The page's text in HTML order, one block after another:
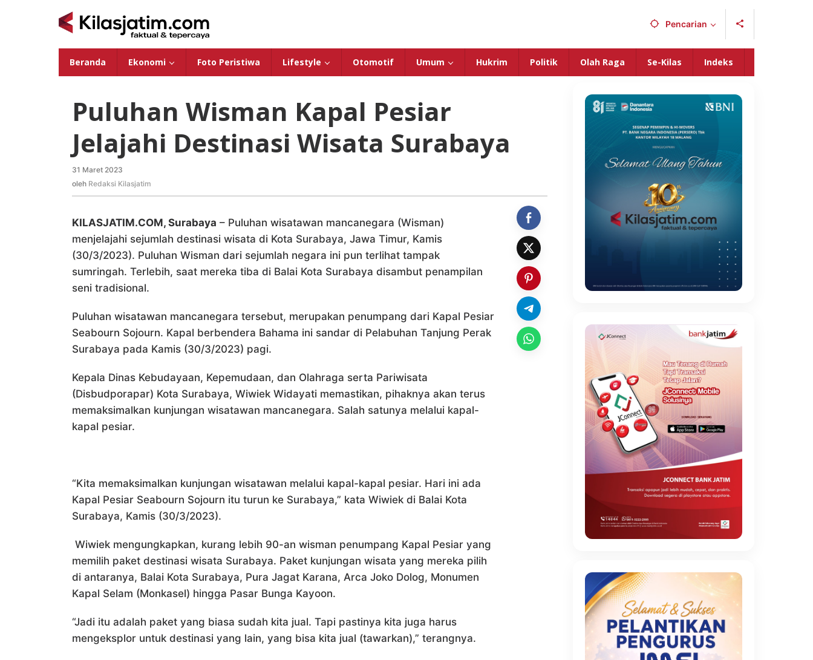
Pencarian
Beranda Ekonomi Foto Peristiwa Lifestyle Otomotif Umum Hukrim Politik Olah Raga Se-Kilas Indeks
Puluhan Wisman Kapal Pesiar
Jelajahi Destinasi Wisata Surabaya
31 Maret 2023
Redaksi
oleh Redaksi Kilasjatim
KILASJATIM.COM, Surabaya – Puluhan wisatawan mancanegara (Wisman)
menjelajahi sejumlah destinasi wisata di Kota Surabaya, Jawa Timur, Kamis
(30/3/2023). Puluhan Wisman dari sejumlah negara ini pun terlihat tampak
sumringah. Terlebih, saat mereka tiba di Balai Kota Surabaya disambut penampilan
seni tradisional.
Puluhan wisatawan mancanegara tersebut, merupakan penumpang dari Kapal Pesiar
Seabourn Sojourn. Kapal berbendera Bahama ini sandar di Pelabuhan Tanjung Perak
Surabaya pada Kamis (30/3/2023) pagi.
Kepala Dinas Kebudayaan, Kepemudaan, dan Olahraga serta Pariwisata
(Disbudporapar) Kota Surabaya, Wiwiek Widayati memastikan, pihaknya akan terus
memaksimalkan kunjungan wisatawan mancanegara. Salah satunya melalui kapal-
kapal pesiar.
“Kita memaksimalkan kunjungan wisatawan melalui kapal-kapal pesiar. Hari ini ada
Kapal Pesiar Seabourn Sojourn itu turun ke Surabaya,” kata Wiwiek di Balai Kota
Surabaya, Kamis (30/3/2023).
Wiwiek mengungkapkan, kurang lebih 90-an wisman penumpang Kapal Pesiar yang
memilih paket destinasi wisata Surabaya. Paket kunjungan wisata yang mereka pilih
di antaranya, Balai Kota Surabaya, Pura Jagat Karana, Arca Joko Dolog, Monumen
Kapal Selam (Monkasel) hingga Pasar Bunga Kayoon.
“Jadi itu adalah paket yang biasa sudah kita jual. Tapi pastinya kita juga harus
mengeksplor untuk destinasi yang lain, yang bisa kita jual (tawarkan),” terangnya.